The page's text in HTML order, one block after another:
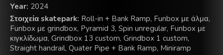
Year: 2024
Στοιχεία skatepark: Roll-in + Bank Ramp, Funbox με άλμα,
Funbox με grindbox, Pyramid 3, Spin unregular, Funbox με
κιγκλίδωμα, Grindbox 13 custom, Grindbox 1 custom,
Straight handrail, Quater Pipe + Bank Ramp, Miniramp